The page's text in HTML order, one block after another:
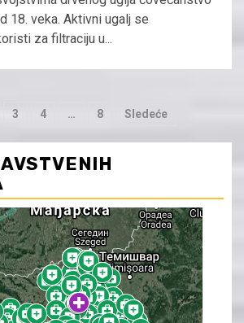
18. veka. Aktivni ugalj se
za filtraciju u...
3 4 … 8 Sledeće